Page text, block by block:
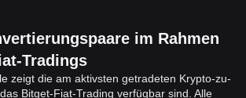
im Rahmen
Tradings
zeigt die am aktivsten getradeten Krypto-zu-
Bitget-Fiat-Trading verfügbar sind. Alle